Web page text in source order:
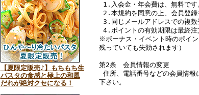
【夏限定販売♪】もちもち生
パスタの食感と極上の和風
だれが絶対クセになる！
1.入会金・年会費は、無料です
2.本規約を同意の上、会員登録
3.同じメールアドレスでの複数
4.ポイントの有効期限は最終注
※ボーナス・イベント時のポイ
残っていても失効されます）
第2条 会員情報の変更
住所、電話番号などの会員情報
下さい。